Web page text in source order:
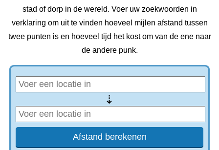
stad of dorp in de wereld. Voer uw zoekwoorden in
verklaring om uit te vinden hoeveel mijlen afstand tussen
twee punten is en hoeveel tijd het kost om van de ene naar
de andere punk.
⇢